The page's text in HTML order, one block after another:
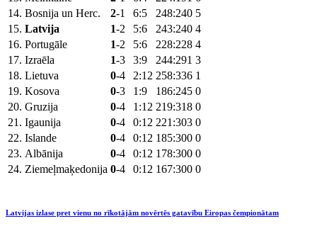
14. Bosnija un Herc. 2-1 6:5 248:240 5
15. Latvija 1-2 5:6 243:240 4
16. Portugāle 1-2 5:6 228:228 4
17. Izraēla 1-3 3:9 244:291 3
18. Lietuva 0-4 2:12 258:336 1
19. Kosova 0-3 1:9 186:245 0
20. Gruzija 0-4 1:12 219:318 0
21. Igaunija 0-4 0:12 221:303 0
22. Islande 0-4 0:12 185:300 0
23. Albānija 0-4 0:12 178:300 0
24. Ziemeļmaķedonija 0-4 0:12 167:300 0
Latvijas izlase pret vienu no rīkotājām novērtēs gatavību Eiropas čempionātam